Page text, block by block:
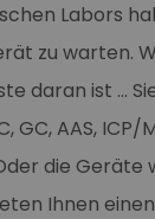
Labors
zu warten.
daran ist ...
GC, AAS,
die
Ihnen